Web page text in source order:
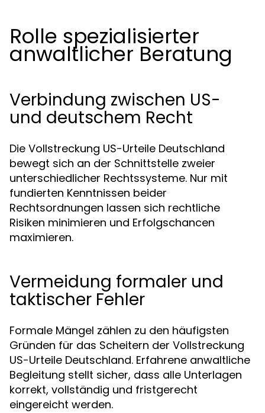
Rolle spezialisierter
anwaltlicher Beratung
Verbindung zwischen US-
und deutschem Recht
Die Vollstreckung US-Urteile Deutschland
bewegt sich an der Schnittstelle zweier
unterschiedlicher Rechtssysteme. Nur mit
fundierten Kenntnissen beider
Rechtsordnungen lassen sich rechtliche
Risiken minimieren und Erfolgschancen
maximieren.
Vermeidung formaler und
taktischer Fehler
Formale Mängel zählen zu den häufigsten
Gründen für das Scheitern der Vollstreckung
US-Urteile Deutschland. Erfahrene anwaltliche
Begleitung stellt sicher, dass alle Unterlagen
korrekt, vollständig und fristgerecht
eingereicht werden.